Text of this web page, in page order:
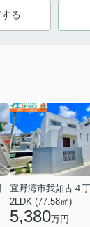
る
宜野湾市我如古４
2LDK (77.58㎡)
5,380万円